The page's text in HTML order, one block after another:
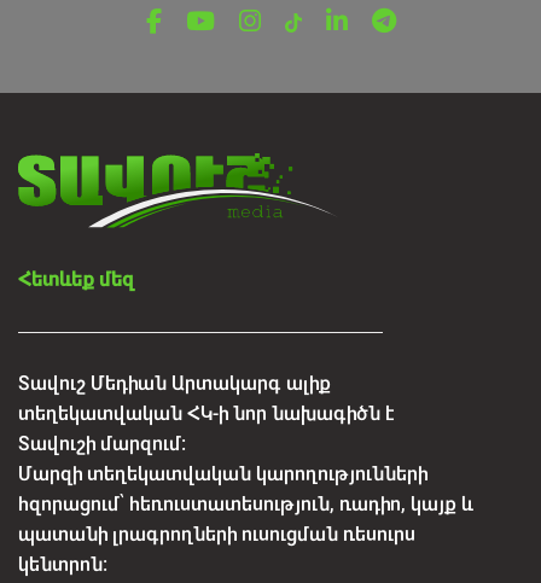
Հոլովակ 4. Դպրոցի պատրաստվածության
Հետևեք մեզ
Տավուշ Մեդիան Արտակարգ ալիք
տեղեկատվական ՀԿ-ի նոր նախագիծն է
Տավուշի մարզում:
Մարզի տեղեկատվական կարողությունների
հզորացում՝ հեռուստատեսություն, ռադիո, կայք և
պատանի լրագրողների ուսուցման ռեսուրս
կենտրոն: